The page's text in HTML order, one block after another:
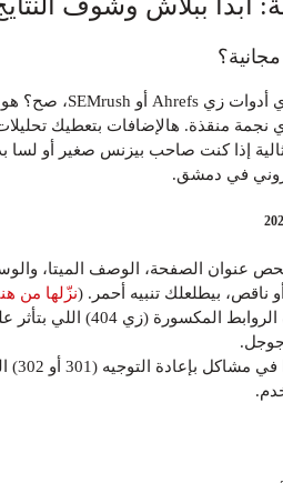
مو كلنا عندنا ميزانية نشتري أدوات زي Ahrefs أو SEMrush، صح؟ هون
هالإضافات بتعطيك تحليلات قوية
كنت صاحب بيزنس صغير أو لسا بدك
في دمشق.
الصفحة، الوصف الميتا، والوسوم
بيطلعلك تنبيه أحمر. (نزّلها من هنا)
: بتكشف الروابط المكسورة (زي 404) اللي بتأثر على
: بتعرفك إذا في مشاكل بإعادة التوجيه (301 أو 302) اللي